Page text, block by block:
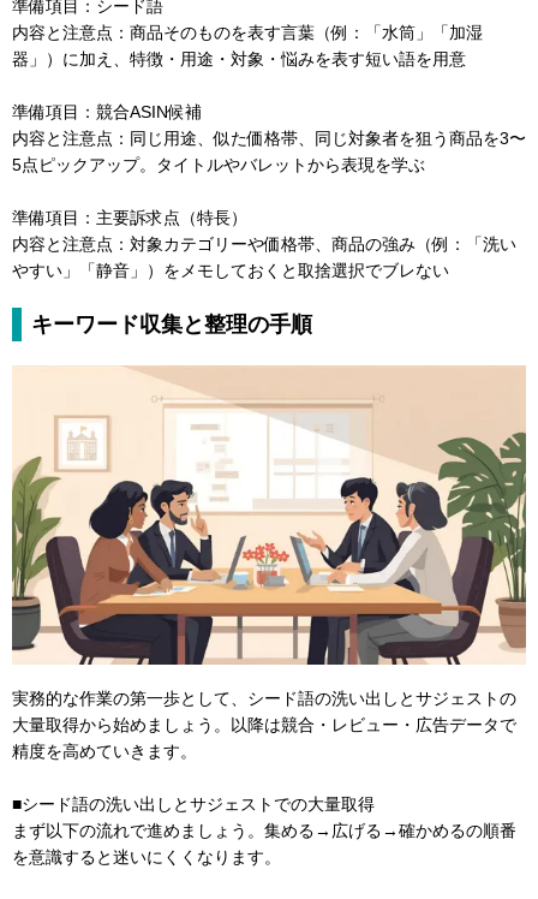
準備項目：シード語
内容と注意点：商品そのものを表す言葉（例：「水筒」「加湿
器」）に加え、特徴・用途・対象・悩みを表す短い語を用意
準備項目：競合ASIN候補
内容と注意点：同じ用途、似た価格帯、同じ対象者を狙う商品を3〜
5点ピックアップ。タイトルやバレットから表現を学ぶ
準備項目：主要訴求点（特長）
内容と注意点：対象カテゴリーや価格帯、商品の強み（例：「洗い
やすい」「静音」）をメモしておくと取捨選択でブレない
キーワード収集と整理の手順
実務的な作業の第一歩として、シード語の洗い出しとサジェストの
大量取得から始めましょう。以降は競合・レビュー・広告データで
精度を高めていきます。
■シード語の洗い出しとサジェストでの大量取得
まず以下の流れで進めましょう。集める→広げる→確かめるの順番
を意識すると迷いにくくなります。